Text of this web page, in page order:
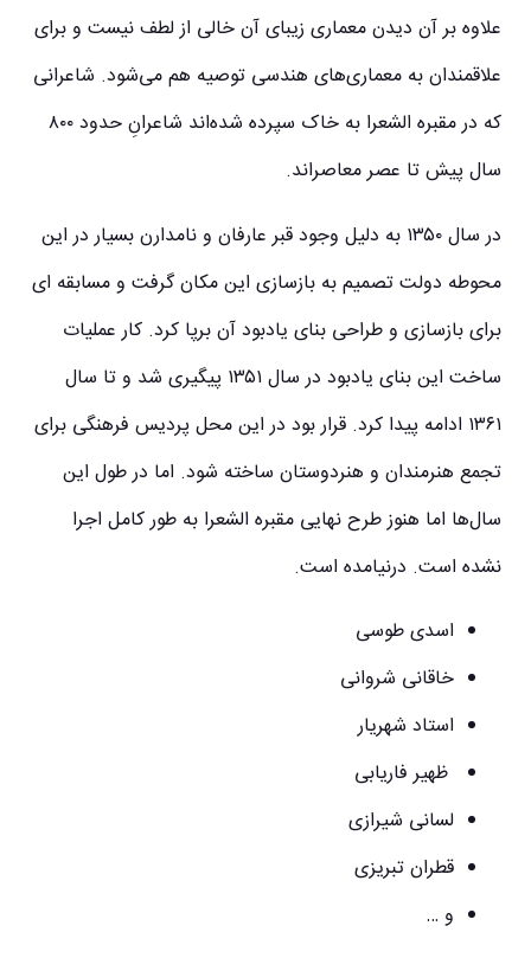
علاوه بر آن دیدن معماری زیبای آن خالی از لطف نیست و برای
علاقمندان به معماری‌های هندسی توصیه هم می‌شود. شاعرانی
که در مقبره الشعرا به خاک سپرده شده‌اند شاعرانِ حدود ۸۰۰
سال پیش تا عصر معاصر‌اند.
در سال ۱۳۵۰ به دلیل وجود قبر عارفان و نامدارن بسیار در این
محوطه دولت تصمیم به بازسازی این مکان گرفت و مسابقه ای
برای بازسازی و طراحی بنای یادبود آن برپا کرد. کار عملیات
ساخت این بنای یادبود در سال ۱۳۵۱ پیگیری شد و تا سال
۱۳۶۱ ادامه پیدا کرد. قرار بود در این محل پردیس فرهنگی برای
تجمع هنرمندان و هنردوستان ساخته شود. اما در طول این
سال‌ها اما هنوز طرح نهایی مقبره الشعرا به طور کامل اجرا
نشده است. درنیامده است.
اسدی طوسی
خاقانی شروانی
استاد شهریار
ظهیر فاریابی
لسانی شیرازی
قطران تبریزی
و …